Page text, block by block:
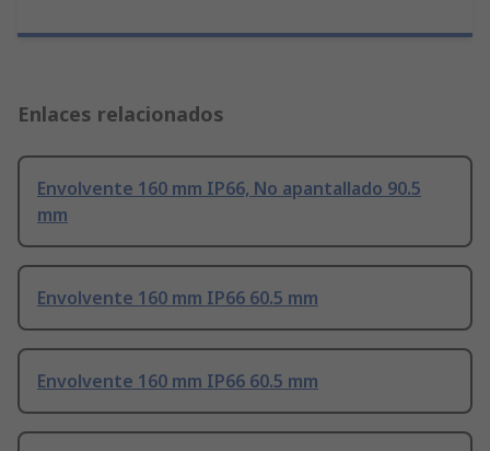
Enlaces relacionados
Envolvente 160 mm IP66, No apantallado 90.5
mm
Envolvente 160 mm IP66 60.5 mm
Envolvente 160 mm IP66 60.5 mm